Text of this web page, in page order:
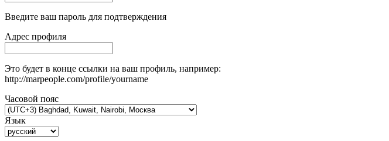
Введите ваш пароль для подтверждения
Адрес профиля
Это будет в конце ссылки на ваш профиль, например:
http://marpeople.com/profile/yourname
Часовой пояс
Язык